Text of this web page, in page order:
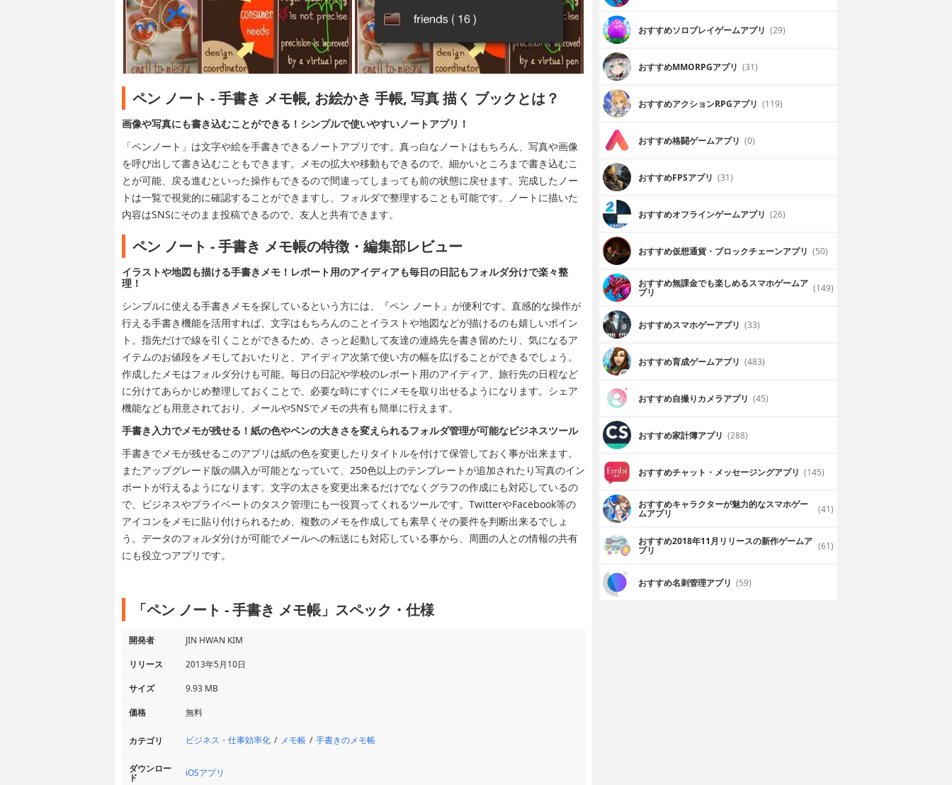
ペン ノート - 手書き メモ帳, お絵かき 手帳, 写真 描く ブックとは？
画像や写真にも書き込むことができる！シンプルで使いやすいノートアプリ！
「ペンノート」は文字や絵を手書きできるノートアプリです。真っ白なノートはもちろん、写真や画像
を呼び出して書き込むこともできます。メモの拡大や移動もできるので、細かいところまで書き込むこ
とが可能、戻る進むといった操作もできるので間違ってしまっても前の状態に戻せます。完成したノー
トは一覧で視覚的に確認することができますし、フォルダで整理することも可能です。ノートに描いた
内容はSNSにそのまま投稿できるので、友人と共有できます。
ペン ノート - 手書き メモ帳の特徴・編集部レビュー
イラストや地図も描ける手書きメモ！レポート用のアイディアも毎日の日記もフォルダ分けで楽々整
理！
シンプルに使える手書きメモを探しているという方には、『ペン ノート』が便利です。直感的な操作が
行える手書き機能を活用すれば、文字はもちろんのことイラストや地図などが描けるのも嬉しいポイン
ト。指先だけで線を引くことができるため、さっと起動して友達の連絡先を書き留めたり、気になるア
イテムのお値段をメモしておいたりと、アイディア次第で使い方の幅を広げることができるでしょう。
作成したメモはフォルダ分けも可能。毎日の日記や学校のレポート用のアイディア、旅行先の日程など
に分けてあらかじめ整理しておくことで、必要な時にすぐにメモを取り出せるようになります。シェア
機能なども用意されており、メールやSNSでメモの共有も簡単に行えます。
手書き入力でメモが残せる！紙の色やペンの大きさを変えられるフォルダ管理が可能なビジネスツール
手書きでメモが残せるこのアプリは紙の色を変更したりタイトルを付けて保管しておく事が出来ます。
またアップグレード版の購入が可能となっていて、250色以上のテンプレートが追加されたり写真のイン
ポートが行えるようになります。文字の太さを変更出来るだけでなくグラフの作成にも対応しているの
で、ビジネスやプライベートのタスク管理にも一役買ってくれるツールです。TwitterやFacebook等の
アイコンをメモに貼り付けられるため、複数のメモを作成しても素早くその要件を判断出来るでしょ
う。データのフォルダ分けが可能でメールへの転送にも対応している事から、周囲の人との情報の共有
にも役立つアプリです。
「ペン ノート - 手書き メモ帳」スペック・仕様
開発者
JIN HWAN KIM
リリース
2013年5月10日
サイズ
9.93 MB
価格
無料
カテゴリ ビジネス・仕事効率化 メモ帳 手書きのメモ帳
ダウンロー
ド iOSアプリ
おすすめソロプレイゲームアプリ (29)
おすすめ MMORPGアプリ (31)
おすすめアクションRPGアプリ (119)
おすすめ格闘ゲームアプリ (0)
おすすめFPSアプリ (31)
おすすめオフラインゲームアプリ (26)
おすすめ仮想通貨・ブロックチェーンアプリ (50)
おすすめ無課金でも楽しめるスマホゲームア
プリ (149)
おすすめスマホゲーアプリ (33)
おすすめ育成ゲームアプリ (483)
おすすめ自撮りカメラアプリ (45)
おすすめ家計簿アプリ (288)
おすすめチャット・メッセージングアプリ (145)
おすすめキャラクターが魅力的なスマホゲー
ムアプリ (41)
おすすめ2018年11月リリースの新作ゲームア
プリ (61)
おすすめ名刺管理アプリ (59)